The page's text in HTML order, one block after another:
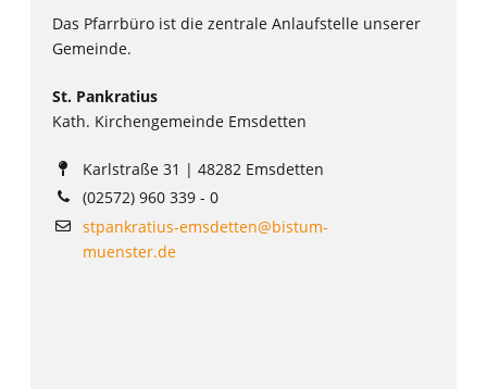
Das Pfarrbüro ist die zentrale Anlaufstelle unserer
Gemeinde.
St. Pankratius
Kath. Kirchengemeinde Emsdetten
Karlstraße 31 | 48282 Emsdetten
(02572) 960 339 - 0
stpankratius-emsdetten@bistum-
muenster.de